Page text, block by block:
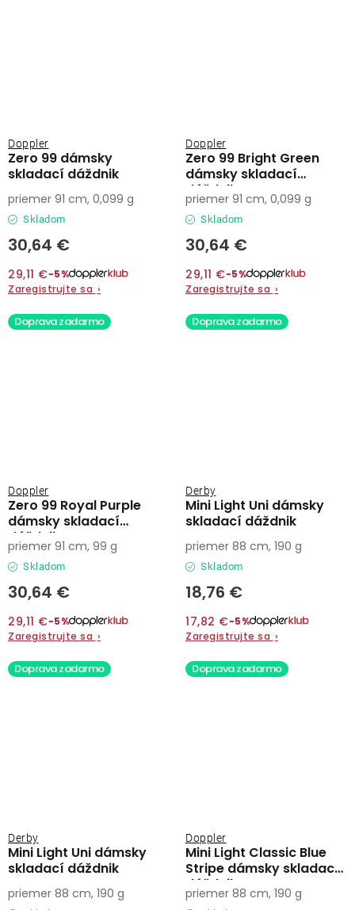
Zero 99 dámsky
skladací dáždnik
Doppler
Skladom
30,64 €
29,11 €−5%
Zaregistrujte sa ›
priemer 91 cm, 0,099 g
Zero 99 Bright Green
dámsky skladací
dáždnik
Doppler
Skladom
30,64 €
29,11 €−5%
Zaregistrujte sa ›
priemer 91 cm, 0,099 g
Doprava zadarmo
Zero 99 Royal Purple
dámsky skladací
dáždnik
Doppler
Skladom
30,64 €
29,11 €−5%
Zaregistrujte sa ›
priemer 91 cm, 99 g
Doprava zadarmo
Mini Light Uni dámsky
skladací dáždnik
Derby
Skladom
18,76 €
17,82 €−5%
Zaregistrujte sa ›
priemer 88 cm, 190 g
Doprava zadarmo
Mini Light Uni dámsky
skladací dáždnik
Derby
priemer 88 cm, 190 g
Doprava zadarmo
Mini Light Classic Blue
Stripe dámsky skladací
dáždnik
Doppler
priemer 88 cm, 190 g